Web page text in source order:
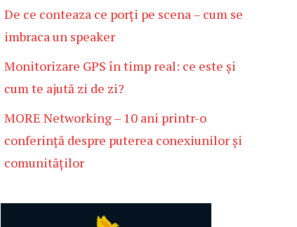
De ce conteaza ce porți pe scena – cum se
imbraca un speaker
Monitorizare GPS în timp real: ce este și
cum te ajută zi de zi?
MORE Networking – 10 ani printr-o
conferință despre puterea conexiunilor și
comunităților